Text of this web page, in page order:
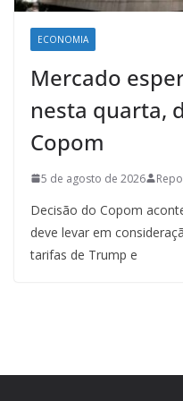
ECONOMIA
Mercado
nesta quarta,
Copom
5 de agosto de 2026
Decisão do Copom
deve levar em
tarifas de Trump e